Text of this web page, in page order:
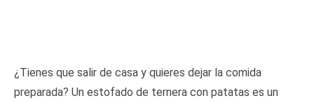
¿Tienes que salir de casa y quieres dejar la comida
preparada? Un estofado de ternera con patatas es un